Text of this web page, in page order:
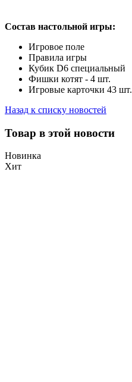
Состав настольной игры:
Игровое поле
Правила игры
Кубик D6 специальный
Фишки котят - 4 шт.
Игровые карточки 43 шт.
Назад к списку новостей
Товар в этой новости
Новинка
Хит